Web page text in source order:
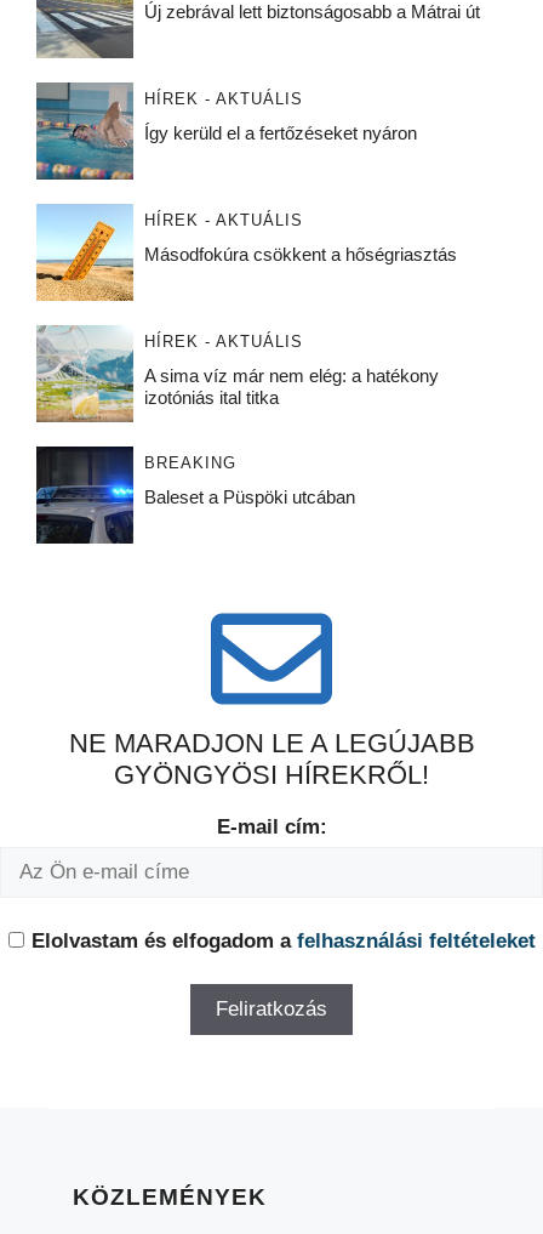
Új zebrával lett biztonságosabb a Mátrai út
HÍREK - AKTUÁLIS
Így kerüld el a fertőzéseket nyáron
HÍREK - AKTUÁLIS
Másodfokúra csökkent a hőségriasztás
HÍREK - AKTUÁLIS
A sima víz már nem elég: a hatékony
izotóniás ital titka
BREAKING
Baleset a Püspöki utcában
NE MARADJON LE A LEGÚJABB
GYÖNGYÖSI HÍREKRŐL!
E-mail cím:
Elolvastam és elfogadom a felhasználási feltételeket
KÖZLEMÉNYEK